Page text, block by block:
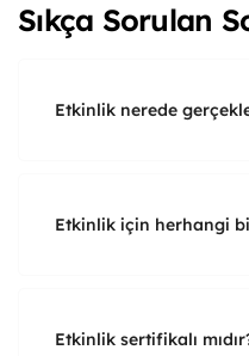
Sıkça Sorulan
Etkinlik nerede
Etkinlik için herhangi
Etkinlik sertifikalı